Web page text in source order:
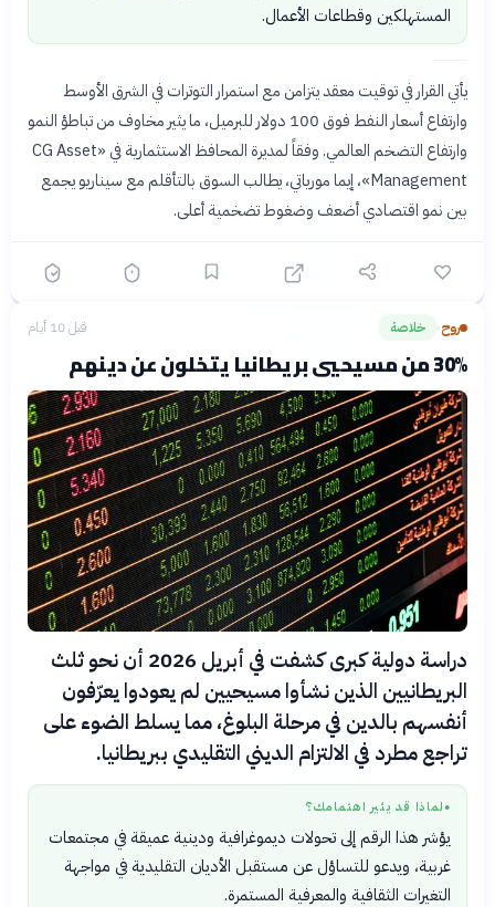
المستهلكين وقطاعات الأعمال.
يأتي القرار في توقيت معقد يتزامن مع استمرار التوترات في الشرق الأوسط
وارتفاع أسعار النفط فوق 100 دولار للبرميل، ما يثير مخاوف من تباطؤ النمو
وارتفاع التضخم العالمي. وفقاً لمديرة المحافظ الاستثمارية في «CG Asset
Management»، إيما مورياتي، يطالب السوق بالتأقلم مع سيناريو يجمع
بين نمو اقتصادي أضعف وضغوط تضخمية أعلى.
روح› خلاصة قبل 10 أيام
30% من مسيحيي بريطانيا يتخلون عن دينهم
دراسة دولية كبرى كشفت في أبريل 2026 أن نحو ثلث
البريطانيين الذين نشأوا مسيحيين لم يعودوا يعرّفون
أنفسهم بالدين في مرحلة البلوغ، مما يسلط الضوء على
تراجع مطرد في الالتزام الديني التقليدي ببريطانيا.
● لماذا قد يثير اهتمامك؟
يؤشر هذا الرقم إلى تحولات ديموغرافية ودينية عميقة في مجتمعات
غربية، ويدعو للتساؤل عن مستقبل الأديان التقليدية في مواجهة
التغيرات الثقافية والمعرفية المستمرة.